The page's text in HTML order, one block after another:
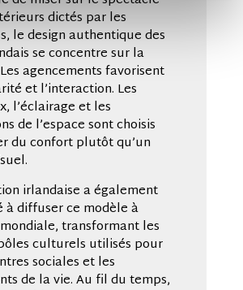
dictés par les
le design authentique des
se concentre sur la
agencements favorisent
et l’interaction. Les
l’éclairage et les
de l’espace sont choisis
du confort plutôt qu’un
irlandaise a également
à diffuser ce modèle à
transformant les
culturels utilisés pour
sociales et les
de la vie. Au fil du temps,